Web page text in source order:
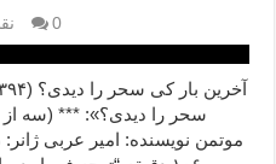
0
سحر را دیدی؟»: *** (سه از
موتمن نویسنده: امیر عربی